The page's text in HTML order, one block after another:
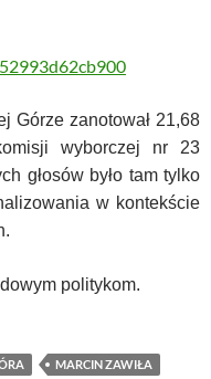
Górze zanotował 21,68
wyborczej nr 23
głosów było tam tylko
w kontekście
politykom.
MARCIN ZAWIŁA